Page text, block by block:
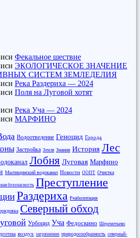
Фекальное шествие
ЭКОЛОГИЧЕСКОЕ ЗНАЧЕНИЕ
СИСТЕМ ЗЕМЛЕДЕЛИЯ
Река Раздериха — 2024
Поля на Луговой хотят
Река Уча — 2024
МАРФИНО
Водоотведение Геноцид Города
Застройка Земля Знания История Лес
Лобня Луговая Марфино
Мытищинский водоканал Новости ООПТ Очистка
безопасность Преступление
Раздериха Реабилитация
Северный обход
Урбоцид Уча Федоскино Шереметьево
воздух загрязнение природосообразность северный-